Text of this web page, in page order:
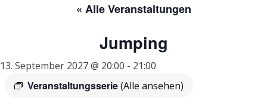
« Alle Veranstaltungen
Jumping
13. September 2027 @ 20:00 - 21:00
Veranstaltungsserie(Alle ansehen)